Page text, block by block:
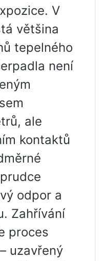
V
většina
tepelného
není
ale
kontaktů
odpor a
Zahřívání
proces
uzavřený